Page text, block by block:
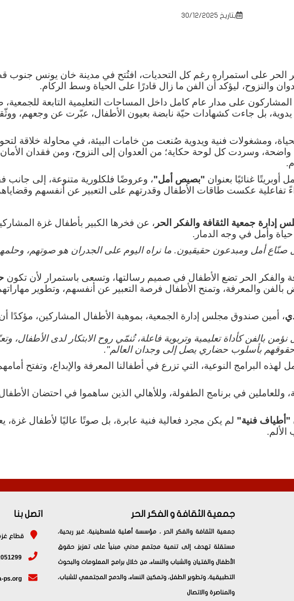
بتاريخ 30/12/2025
الحر على استمراره رغم كل التحديات، افتُتح في مدينة خان يونس
والنزوح، ليؤكد أن الفن ما زال قادرًا على الحياة وسط الركام.
على مدار عام كامل داخل المساحات التعليمية التابعة
بل جاءت كشهادات حيّة نابضة بعيون الأطفال، عبّرت عن وجعهم،
ومشغولات فنية ويدوية صُنعت من خامات البيئة، في محاولة خلاقة
وسردت كل لوحة حكاية؛ من العدوان إلى النزوح، ومن فقدان
.
غنائيًا بعنوان "بصيص أمل"، وعروضًا فلكلورية متنوعة، إلى
عكست طاقات الأطفال وقدرتهم على التعبير عن أنفسهم وقضاياهم
إدارة جمعية الثقافة والفكر الحر ، عن فخرها الكبير بأطفال غزة
وأمل في وجه الدمار .
صنّاع أمل ومبدعون حقيقيون. ما نراه اليوم على الجدران هو صوتهم،
والفكر الحر تضع الأطفال في صميم رسالتها، وتسعى باستمرار لأن تكون
بالفن والمعرفة، وتمنح الأطفال فرصة التعبير عن أنفسهم، وتطوير
، أمين صندوق مجلس إدارة الجمعية، بموهبة الأطفال المشاركين، مؤكدًا
بالفن كأداة تعليمية وتربوية فاعلة، تُنمّي روح الابتكار لدى الأطفال،
حقوقهم بأسلوب حضاري يصل إلى وجدان العالم."
البرامج النوعية، التي تزرع في أطفالنا المعرفة والإبداع، وتفتح
وللعاملين في برنامج الطفولة، وللأهالي الذين ساهموا في احتضان
" أطياف فنية" لم يكن مجرد فعالية فنية عابرة، بل صوتًا عاليًا لأطفال غزة،
.
جمعية الثقافة و الفكر الحر
جمعية الثقافة والفكر الحر ، مؤسسة أهلية فلسطينية، غير ربحية،
مستقلة تهدف إلى تنمية مجتمع مدني مبنياً على تعزيز حقوق
الأطفال والفتيان والشباب والنساء، من خلال برامج المعلومات والبحوث
التطبيقية، وتطوير الطفل، وتمكين النساء، والدمج المجتمعي للشباب،
والمناصرة والاتصال
اتصل بنا
قطاع
ps.org